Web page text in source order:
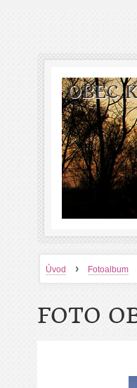
OBEC
Úvod › Fotoalbum
FOTO